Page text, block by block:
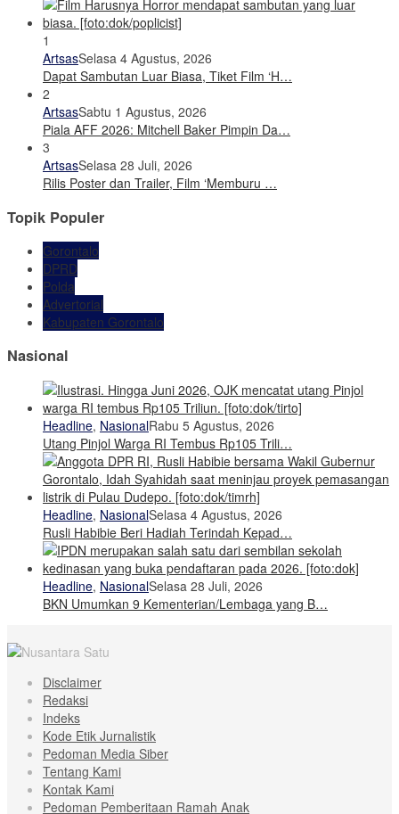
1
ArtsasSelasa 4 Agustus, 2026
Dapat Sambutan Luar Biasa, Tiket Film ‘H…
2
ArtsasSabtu 1 Agustus, 2026
Piala AFF 2026: Mitchell Baker Pimpin Da…
3
ArtsasSelasa 28 Juli, 2026
Rilis Poster dan Trailer, Film ‘Memburu …
Topik Populer
Gorontalo
DPRD
Polda
Advertorial
Kabupaten Gorontalo
Nasional
Headline, NasionalRabu 5 Agustus, 2026
Utang Pinjol Warga RI Tembus Rp105 Trili…
Headline, NasionalSelasa 4 Agustus, 2026
Rusli Habibie Beri Hadiah Terindah Kepad…
Headline, NasionalSelasa 28 Juli, 2026
BKN Umumkan 9 Kementerian/Lembaga yang B…
Disclaimer
Redaksi
Indeks
Kode Etik Jurnalistik
Pedoman Media Siber
Tentang Kami
Kontak Kami
Pedoman Pemberitaan Ramah Anak